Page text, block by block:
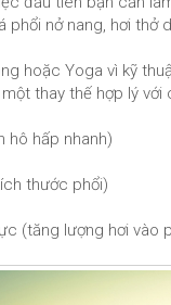
phổi nở nang, hơi thở
hoặc Yoga vì kỹ
thay thế hợp lý với
hô hấp nhanh)
thước phổi)
(tăng lượng hơi vào